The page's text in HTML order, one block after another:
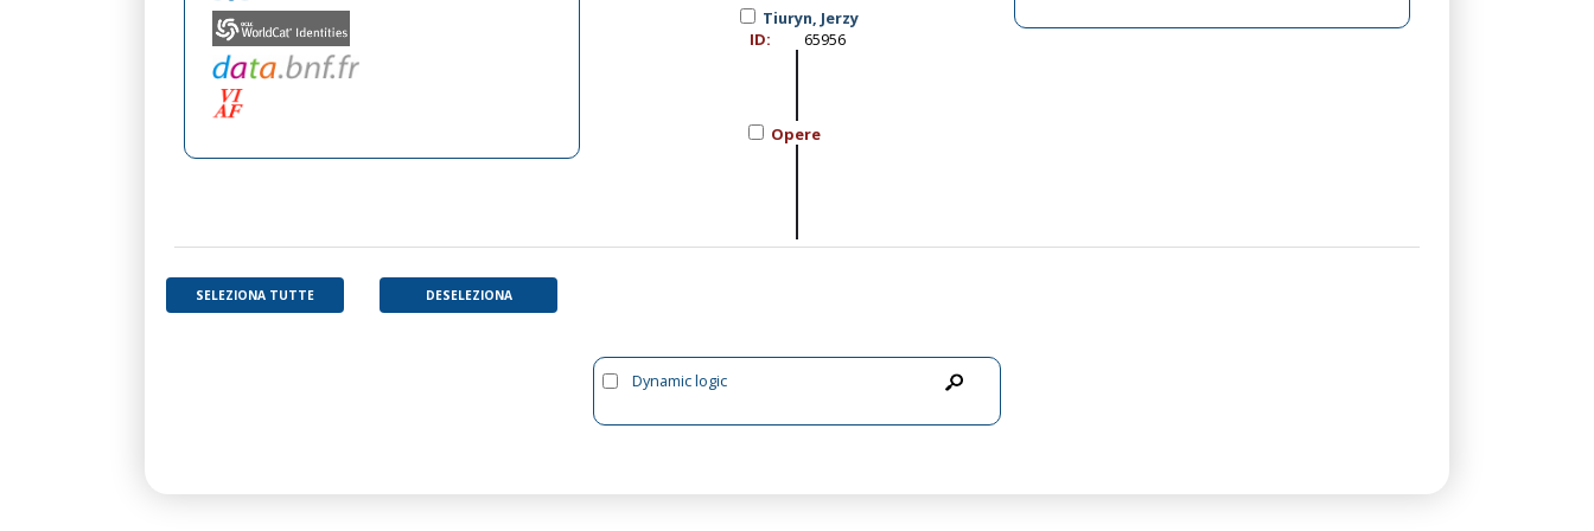
Tiuryn, Jerzy
ID:
65956
Opere
SELEZIONA TUTTE DESELEZIONA
Dynamic logic